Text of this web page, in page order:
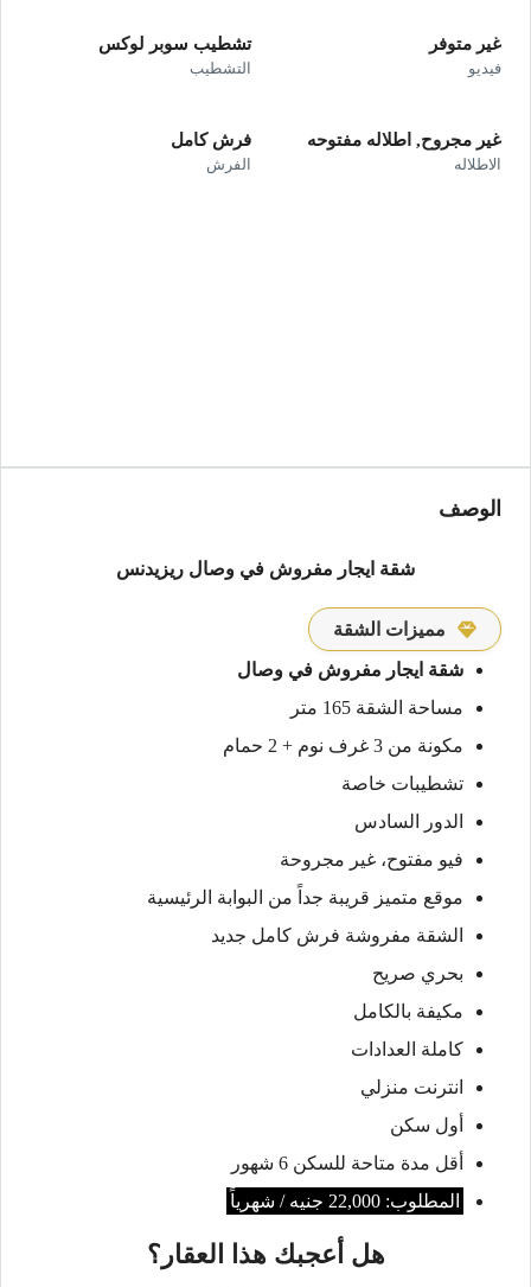
غير متوفر
فيديو
تشطيب سوبر لوكس
التشطيب
غير مجروح, اطلاله مفتوحه
الاطلاله
فرش كامل
الفرش
الوصف
شقة ايجار مفروش في وصال ريزيدنس
مميزات الشقة
شقة ايجار مفروش في وصال
مساحة الشقة 165 متر
مكونة من 3 غرف نوم + 2 حمام
تشطيبات خاصة
الدور السادس
فيو مفتوح، غير مجروحة
موقع متميز قريبة جداً من البوابة الرئيسية
الشقة مفروشة فرش كامل جديد
بحري صريح
مكيفة بالكامل
كاملة العدادات
انترنت منزلي
أول سكن
أقل مدة متاحة للسكن 6 شهور
المطلوب: 22,000 جنيه / شهرياً
هل أعجبك هذا العقار؟